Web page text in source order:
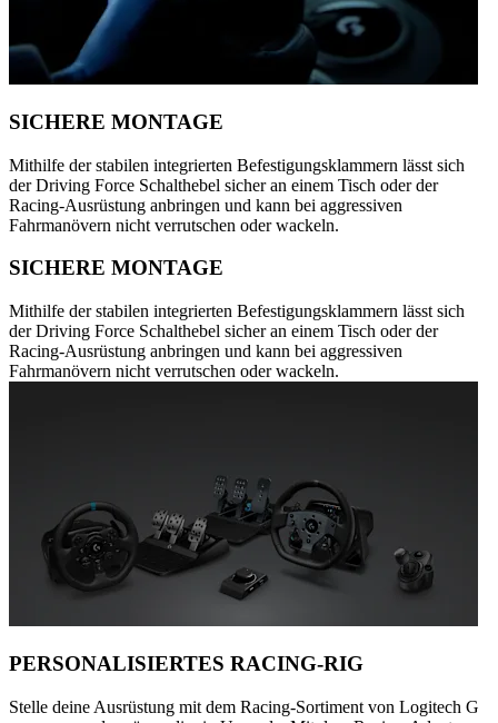
SICHERE MONTAGE
Mithilfe der stabilen integrierten Befestigungsklammern lässt sich
der Driving Force Schalthebel sicher an einem Tisch oder der
Racing-Ausrüstung anbringen und kann bei aggressiven
Fahrmanövern nicht verrutschen oder wackeln.
SICHERE MONTAGE
Mithilfe der stabilen integrierten Befestigungsklammern lässt sich
der Driving Force Schalthebel sicher an einem Tisch oder der
Racing-Ausrüstung anbringen und kann bei aggressiven
Fahrmanövern nicht verrutschen oder wackeln.
PERSONALISIERTES RACING-RIG
Stelle deine Ausrüstung mit dem Racing-Sortiment von Logitech G